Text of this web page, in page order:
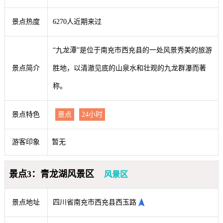
景点热度 6270人近期来过
景点简介
“九龙潭”是位于南充市西充县的一处风景秀美的旅游
胜地，以清澈见底的山泉水和壮观的九龙群瀑而著
称。
景点特色 景点 24小时
游客印象 暂无
景点3：青龙湖风景区 风景区
景点地址 四川省南充市西充县西玉路